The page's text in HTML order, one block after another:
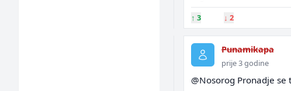
↑ 3 ↓ 2
Punamikapa
prije 3 godine
@Nosorog Pronadje